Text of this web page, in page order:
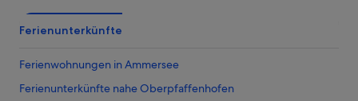
Ferienunterkünfte
Ferienwohnungen in Ammersee
Ferienunterkünfte nahe Oberpfaffenhofen